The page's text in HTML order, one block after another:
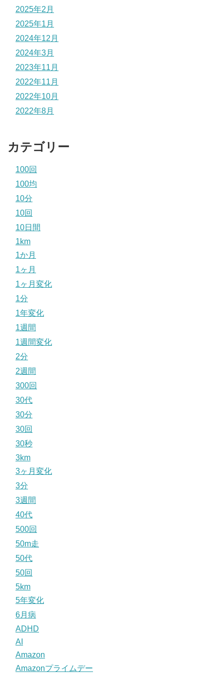
2025年2月
2025年1月
2024年12月
2024年3月
2023年11月
2022年11月
2022年10月
2022年8月
カテゴリー
100回
100均
10分
10回
10日間
1km
1か月
1ヶ月
1ヶ月変化
1分
1年変化
1週間
1週間変化
2分
2週間
300回
30代
30分
30回
30秒
3km
3ヶ月変化
3分
3週間
40代
500回
50m走
50代
50回
5km
5年変化
6月病
ADHD
AI
Amazon
Amazonプライムデー